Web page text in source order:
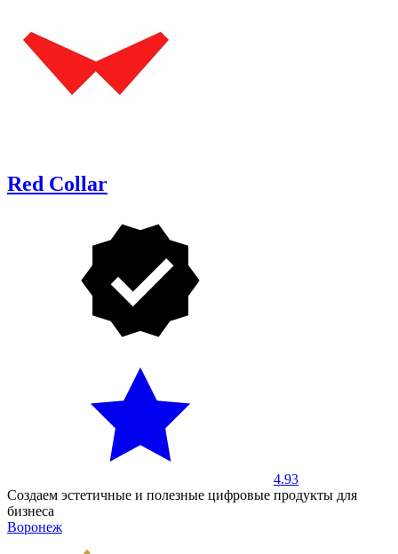
Red Collar
4.93
Создаем эстетичные и полезные цифровые продукты для
бизнеса
Воронеж